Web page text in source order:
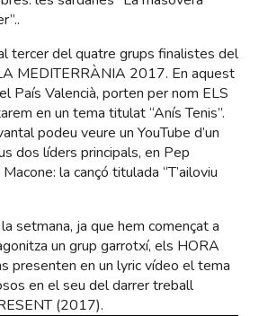
tercer del quatre grups finalistes del
MEDITERRÀNIA 2017. En aquest
País Valencià, porten per nom ELS
en un tema titulat “Anís Tenis”.
podeu veure un YouTube d’un
dos líders principals, en Pep
la cançó titulada “T’ailoviu
setmana, ja que hem començat a
un grup garrotxí, els HORA
presenten en un lyric vídeo el tema
en el seu del darrer treball
(2017).